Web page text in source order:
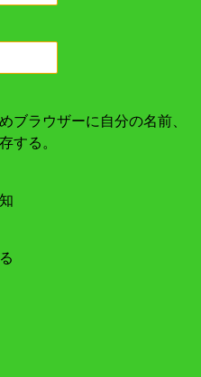
ブラウザーに自分の名前、
する。